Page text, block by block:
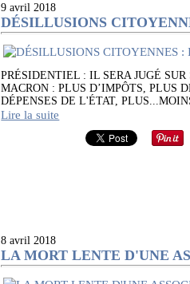
9 avril 2018
DÉSILLUSIONS
PRÉSIDENTIEL : IL SERA JUGÉ
MACRON : PLUS D’IMPÔTS, PLUS
DÉPENSES DE L'ÉTAT,
Lire la suite
8 avril 2018
LA MORT LENTE D'UNE